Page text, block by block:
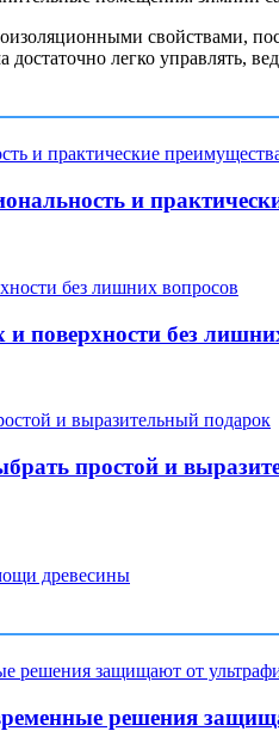
свойствами,
легко управлять,
и
поверхности без
простой и
древесины
решения